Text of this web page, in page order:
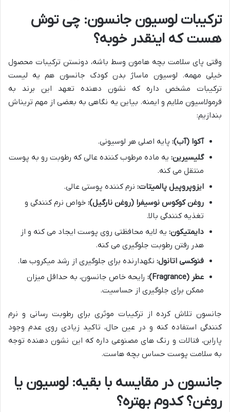
ترکیبات لوسیون جانسون: چی توش
هست که اینقدر خوبه؟
وقتی پای سلامت بچه هامون وسط باشه، دونستن ترکیبات محصول
خیلی مهمه. لوسیون ماساژ بدن کودک جانسون هم یه لیست
ترکیبات مشخص داره که نشون دهنده تعهد این برند به
فرمولاسیون ملایم و ایمنه. بیاین یه نگاهی به بعضی از مهم تریناش
بندازیم:
آکوا (آب): پایه اصلی هر لوسیونی.
گلیسیرین: یه ماده مرطوب کننده عالی که رطوبت رو به پوست
منتقل می کنه.
ایزوپروپیل پالمیتات: نرم کننده پوستی عالی.
روغن کوکوس نوسیفرا (روغن نارگیل): خواص نرم کنندگی و
تغذیه کنندگی بالا.
دایمتیکون: یه لایه محافظتی روی پوست ایجاد می کنه و از
هدر رفتن رطوبت جلوگیری می کنه.
فنوکسی اتانول: نگهدارنده برای جلوگیری از رشد میکروب ها.
عطر (Fragrance):
رایحه خاص جانسون، به حداقل میزان
ممکن برای جلوگیری از حساسیت.
جانسون تلاش کرده از ترکیبات موثری برای رطوبت رسانی و نرم
کنندگی استفاده کنه و در عین حال، تاکید زیادی روی عدم وجود
پارابن، فتالات و رنگ های مصنوعی داره که این نشون دهنده توجه
به سلامت پوست حساس بچه هاست.
جانسون در مقایسه با بقیه: لوسیون یا
روغن؟ کدوم بهتره؟